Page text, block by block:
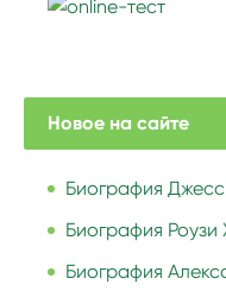
Новое на сайте
Биография
Биография Роузи
Биография